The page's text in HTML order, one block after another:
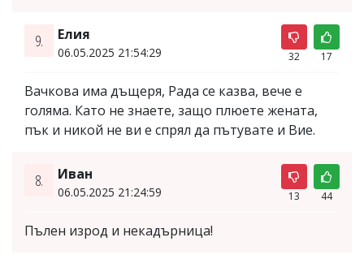
9. Елия
06.05.2025 21:54:29 32 17
Вачкова има дъщеря, Рада се казва, вече е
голяма. Като не знаете, защо плюете жената,
пък и никой не ви е спрял да пътувате и Вие.
8. Иван
06.05.2025 21:24:59 13 44
Пълен изрод и некадърница!